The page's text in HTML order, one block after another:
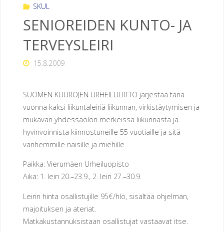
N
K
UU
OJ
EN
U
R
HE
IL
US
SKUL
SENIOREIDEN KUNTO- JA
TERVEYSLEIRI
15.8.2009
SUOMEN KUUROJEN URHEILULIITTO järjestää tänä
vuonna kaksi liikuntaleiriä liikunnan, virkistäytymisen ja
mukavan yhdessäolon merkeissä liikunnasta ja
hyvinvoinnista kiinnostuneille 55 vuotiaille ja sitä
vanhemmille naisille ja miehille
Paikka: Vierumäen Urheiluopisto
Aika: 1. leiri 20.–23.9., 2. leiri 27.–30.9.
Leirin hinta osallistujille 95€/hlö, sisältää ohjelman,
majoituksen ja ateriat.
Matkakustannuksistaan osallistujat vastaavat itse.